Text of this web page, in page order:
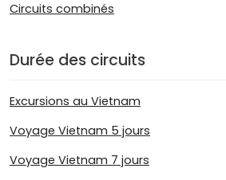
Circuits combinés
Durée des circuits
Excursions au Vietnam
Voyage Vietnam 5 jours
Voyage Vietnam 7 jours